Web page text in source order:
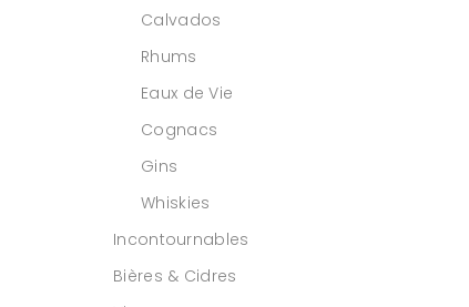
Calvados
Rhums
Eaux de Vie
Cognacs
Gins
Whiskies
Incontournables
Bières & Cidres